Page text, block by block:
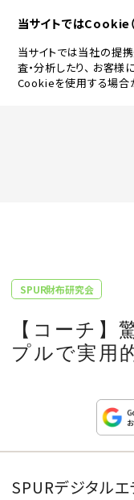
当サイトではCookie
当サイトでは当社の提
査・分析したり、 お客様
Cookieを使用する場合
JEWELRY &
LIFESTYLE
CELEBRITY
SPUR財布研究会
【コーチ】
プルで実用
SPURデジタルエ